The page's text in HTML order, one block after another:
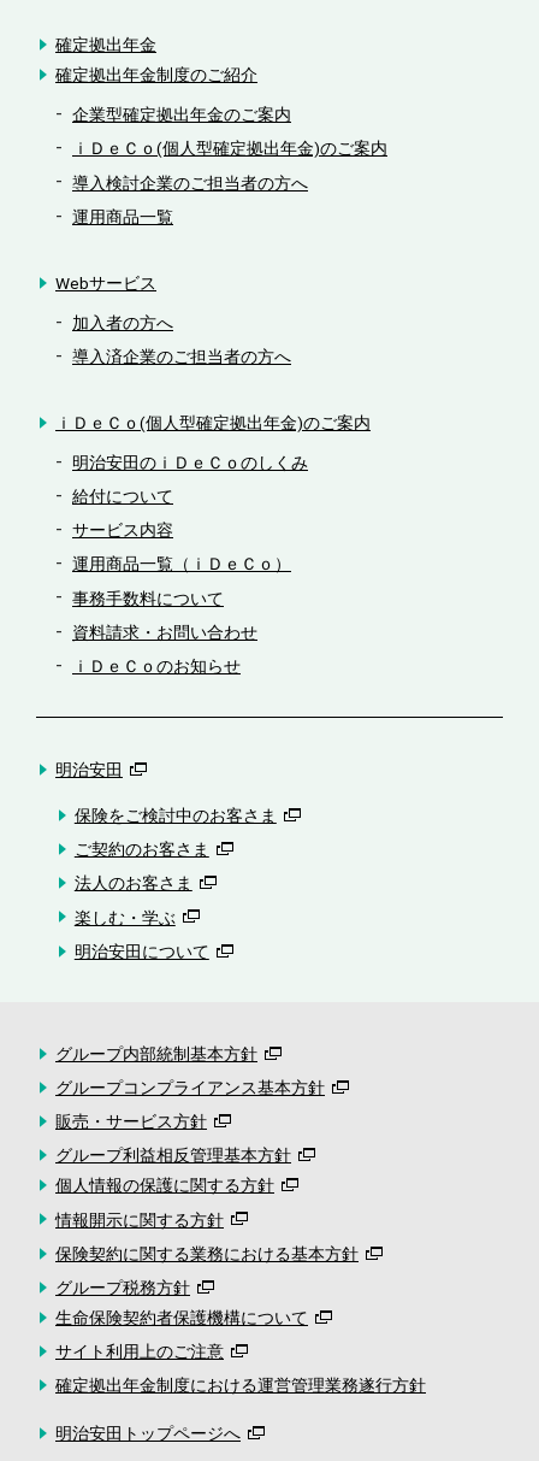
確定拠出年金
確定拠出年金制度のご紹介
企業型確定拠出年金のご案内
ｉＤｅＣｏ(個人型確定拠出年金)のご案内
導入検討企業のご担当者の方へ
運用商品一覧
Webサービス
加入者の方へ
導入済企業のご担当者の方へ
ｉＤｅＣｏ(個人型確定拠出年金)のご案内
明治安田のｉＤｅＣｏのしくみ
給付について
サービス内容
運用商品一覧（ｉＤｅＣｏ）
事務手数料について
資料請求・お問い合わせ
ｉＤｅＣｏのお知らせ
明治安田
保険をご検討中のお客さま
ご契約のお客さま
法人のお客さま
楽しむ・学ぶ
明治安田について
グループ内部統制基本方針
グループコンプライアンス基本方針
販売・サービス方針
グループ利益相反管理基本方針
個人情報の保護に関する方針
情報開示に関する方針
保険契約に関する業務における基本方針
グループ税務方針
生命保険契約者保護機構について
サイト利用上のご注意
確定拠出年金制度における運営管理業務遂行方針
明治安田トップページへ